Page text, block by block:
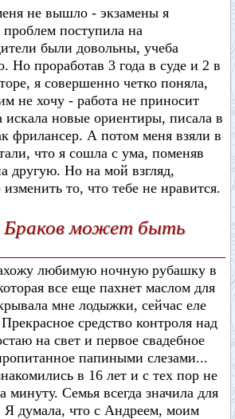
не вышло - экзамены я
проблем поступила на
были довольны, учеба
Но проработав 3 года в суде и 2 в
я совершенно четко поняла,
не хочу - работа не приносит
искала новые ориентиры, писала в
фрилансер. А потом меня взяли в
что я сошла с ума, поменяв
другую. Но на мой взгляд,
то, что тебе не нравится.
может быть
любимую ночную рубашку в
все еще пахнет маслом для
мне лодыжки, сейчас еле
средство контроля над
на свет и первое свадебное
папиными слезами...
в 16 лет и с тех пор не
минуту. Семья всегда значила для
Я думала, что с Андреем, моим